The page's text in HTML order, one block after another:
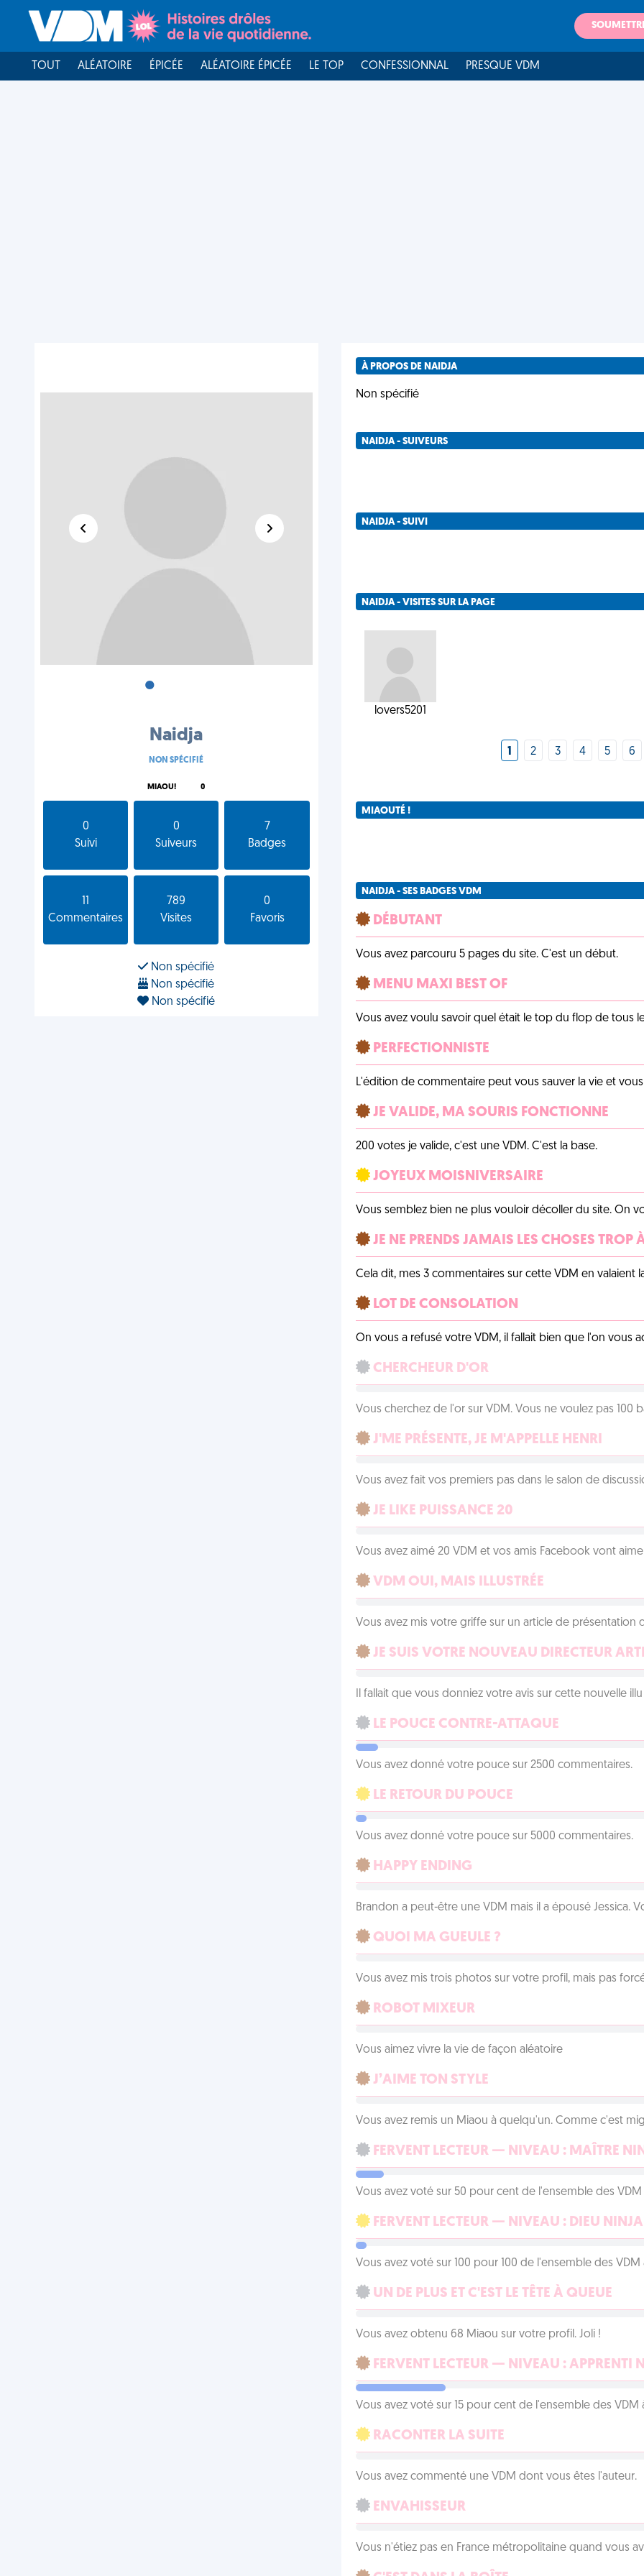
TOUT ALÉATOIRE ÉPICÉE ALÉATOIRE ÉPICÉE LE TOP CONFESSIONNAL PRESQUE VDM
•
Naidja
NON SPÉCIFIÉ
MIAOU! 0
0
Suivi
0
Suiveurs
7
Badges
Commentaires
789
Visites
0
Favoris
Non spécifié
Non spécifié
Non spécifié
À PROPOS DE NAIDJA
Non spécifié
NAIDJA - SUIVEURS
NAIDJA - SUIVI
NAIDJA - VISITES SUR LA PAGE
lovers5201
1 2 3 4 5 6
MIAOUTÉ !
NAIDJA - SES BADGES VDM
DÉBUTANT
Vous avez parcouru 5 pages du site. C'est un début.
MENU MAXI BEST OF
Vous avez voulu savoir quel était le top du flop de tous
PERFECTIONNISTE
L'édition de commentaire peut vous sauver la vie et
JE VALIDE, MA SOURIS FONCTIONNE
200 votes je valide, c'est une VDM. C'est la base.
JOYEUX MOISNIVERSAIRE
Vous semblez bien ne plus vouloir décoller du site. On
JE NE PRENDS JAMAIS LES CHOSES TROP
Cela dit, mes 3 commentaires sur cette VDM en valaient
LOT DE CONSOLATION
On vous a refusé votre VDM, il fallait bien que l'on vous
CHERCHEUR D'OR
Vous cherchez de l'or sur VDM. Vous ne voulez pas 100
J'ME PRÉSENTE, JE M'APPELLE HENRI
Vous avez fait vos premiers pas dans le salon de
JE LIKE PUISSANCE 20
Vous avez aimé 20 VDM et vos amis Facebook vont
VDM OUI, MAIS ILLUSTRÉE
Vous avez mis votre griffe sur un article de présentation
JE SUIS VOTRE NOUVEAU DIRECTEUR
Il fallait que vous donniez votre avis sur cette nouvelle
LE POUCE CONTRE-ATTAQUE
Vous avez donné votre pouce sur 2500 commentaires.
LE RETOUR DU POUCE
Vous avez donné votre pouce sur 5000 commentaires.
HAPPY ENDING
Brandon a peut-être une VDM mais il a épousé Jessica.
QUOI MA GUEULE ?
Vous avez mis trois photos sur votre profil, mais pas
ROBOT MIXEUR
Vous aimez vivre la vie de façon aléatoire
J’AIME TON STYLE
Vous avez remis un Miaou à quelqu'un. Comme c'est
FERVENT LECTEUR — NIVEAU : MAÎTRE
Vous avez voté sur 50 pour cent de l'ensemble des VDM
FERVENT LECTEUR — NIVEAU : DIEU NINJA
Vous avez voté sur 100 pour 100 de l'ensemble des VDM
UN DE PLUS ET C'EST LE TÊTE À QUEUE
Vous avez obtenu 68 Miaou sur votre profil. Joli !
FERVENT LECTEUR — NIVEAU : APPRENTI
Vous avez voté sur 15 pour cent de l'ensemble des VDM
RACONTER LA SUITE
Vous avez commenté une VDM dont vous êtes l'auteur.
ENVAHISSEUR
Vous n'étiez pas en France métropolitaine quand vous